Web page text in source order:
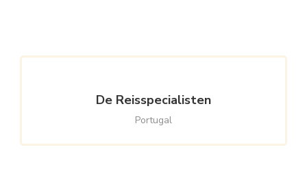
De Reisspecialisten
Portugal